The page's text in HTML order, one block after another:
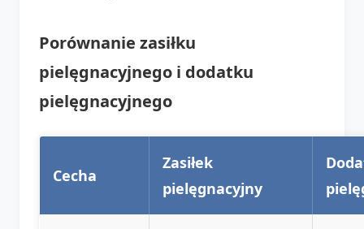
Porównanie zasiłku
pielęgnacyjnego i dodatku
pielęgnacyjnego
Cecha
Zasiłek
pielęgnacyjny